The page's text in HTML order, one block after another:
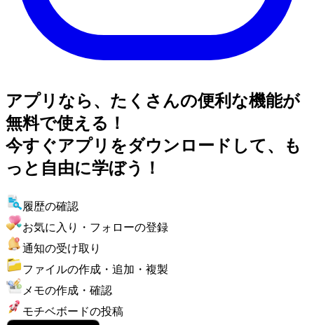
アプリなら、たくさんの便利な機能が
無料で使える！
今すぐアプリをダウンロードして、も
っと自由に学ぼう！
履歴の確認
お気に入り・フォローの登録
通知の受け取り
ファイルの作成・追加・複製
メモの作成・確認
モチベボードの投稿